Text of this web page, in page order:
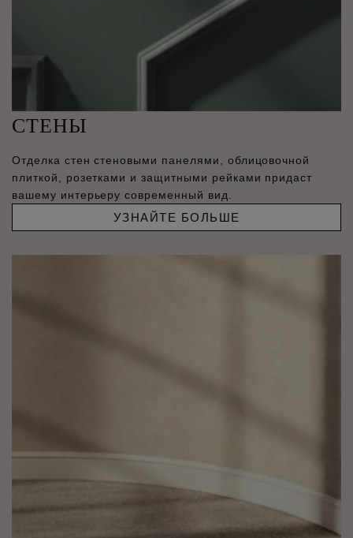
СТЕНЫ
Отделка стен стеновыми панелями, облицовочной
плиткой, розетками и защитными рейками придаст
вашему интерьеру современный вид.
УЗНАЙТЕ БОЛЬШЕ